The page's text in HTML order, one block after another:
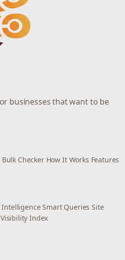
businesses that want to be
Bulk Checker How It Works Features
Intelligence Smart Queries Site
Visibility Index